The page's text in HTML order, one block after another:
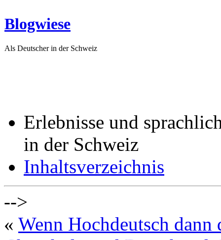
Blogwiese
Als Deutscher in der Schweiz
Erlebnisse und
in der Schweiz
Inhaltsverzeichnis
-->
« Wenn Hochdeutsch dann